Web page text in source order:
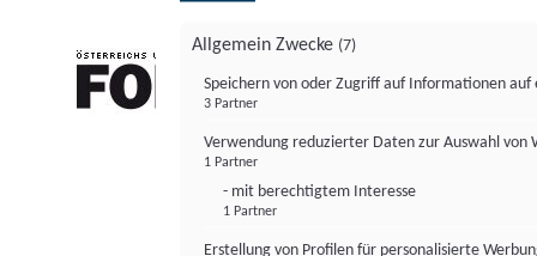
Allgemein Zwecke (7)
Speichern von oder Zugriff auf Informationen auf
3 Partner
Verwendung reduzierter Daten zur Auswahl von
1 Partner
- mit berechtigtem Interesse
1 Partner
Erstellung von Profilen für personalisierte
FONDS professionell